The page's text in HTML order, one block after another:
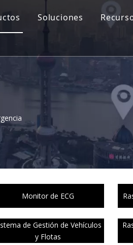
Soluciones
Monitor de ECG
de Gestión de Vehículos
y Flotas